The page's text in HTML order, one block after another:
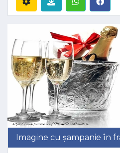
Imagine cu șampanie în